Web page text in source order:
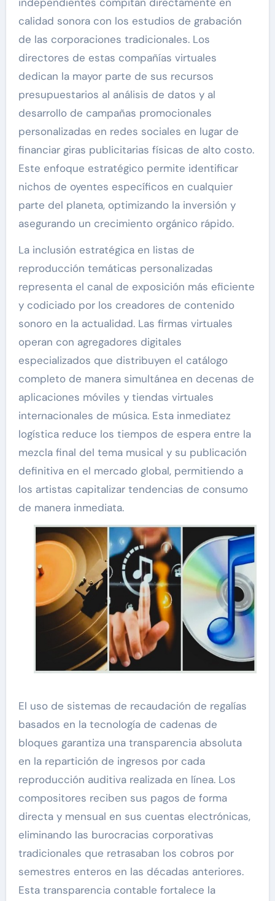
calidad sonora con los estudios de grabación
de las corporaciones tradicionales. Los
directores de estas compañías virtuales
dedican la mayor parte de sus recursos
presupuestarios al análisis de datos y al
desarrollo de campañas promocionales
personalizadas en redes sociales en lugar de
financiar giras publicitarias físicas de alto costo.
Este enfoque estratégico permite identificar
nichos de oyentes específicos en cualquier
parte del planeta, optimizando la inversión y
asegurando un crecimiento orgánico rápido.
La inclusión estratégica en listas de
reproducción temáticas personalizadas
representa el canal de exposición más eficiente
y codiciado por los creadores de contenido
sonoro en la actualidad. Las firmas virtuales
operan con agregadores digitales
especializados que distribuyen el catálogo
completo de manera simultánea en decenas de
aplicaciones móviles y tiendas virtuales
internacionales de música. Esta inmediatez
logística reduce los tiempos de espera entre la
mezcla final del tema musical y su publicación
definitiva en el mercado global, permitiendo a
los artistas capitalizar tendencias de consumo
de manera inmediata.
El uso de sistemas de recaudación de regalías
basados en la tecnología de cadenas de
bloques garantiza una transparencia absoluta
en la repartición de ingresos por cada
reproducción auditiva realizada en línea. Los
compositores reciben sus pagos de forma
directa y mensual en sus cuentas electrónicas,
eliminando las burocracias corporativas
tradicionales que retrasaban los cobros por
semestres enteros en las décadas anteriores.
Esta transparencia contable fortalece la